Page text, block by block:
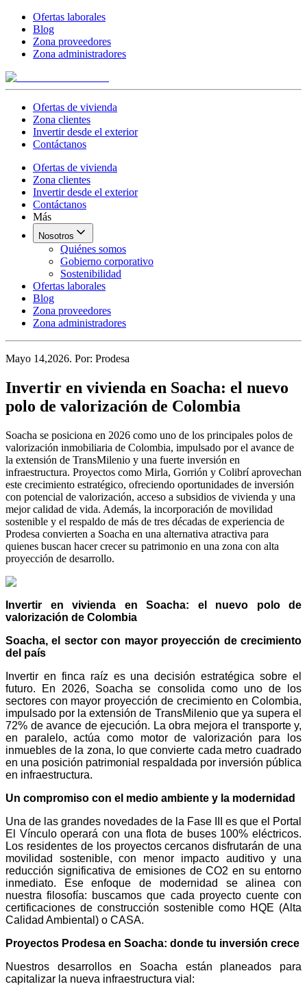
Ofertas laborales
Blog
Zona proveedores
Zona administradores
Ofertas de vivienda
Zona clientes
Invertir desde el exterior
Contáctanos
Ofertas de vivienda
Zona clientes
Invertir desde el exterior
Contáctanos
Más
Nosotros
Quiénes somos
Gobierno corporativo
Sostenibilidad
Ofertas laborales
Blog
Zona proveedores
Zona administradores
Mayo 14,2026. Por: Prodesa
Invertir en vivienda en Soacha: el nuevo
polo de valorización de Colombia
Soacha se posiciona en 2026 como uno de los principales polos de
valorización inmobiliaria de Colombia, impulsado por el avance de
la extensión de TransMilenio y una fuerte inversión en
infraestructura. Proyectos como Mirla, Gorrión y Colibrí aprovechan
este crecimiento estratégico, ofreciendo oportunidades de inversión
con potencial de valorización, acceso a subsidios de vivienda y una
mejor calidad de vida. Además, la incorporación de movilidad
sostenible y el respaldo de más de tres décadas de experiencia de
Prodesa convierten a Soacha en una alternativa atractiva para
quienes buscan hacer crecer su patrimonio en una zona con alta
proyección de desarrollo.
Invertir en vivienda en Soacha: el nuevo polo de
valorización de Colombia
Soacha, el sector con mayor proyección de crecimiento
del país
Invertir en finca raíz es una decisión estratégica sobre el
futuro. En 2026, Soacha se consolida como uno de los
sectores con mayor proyección de crecimiento en Colombia,
impulsado por la extensión de TransMilenio que ya supera el
72% de avance de ejecución. La obra mejora el transporte y,
en paralelo, actúa como motor de valorización para los
inmuebles de la zona, lo que convierte cada metro cuadrado
en una posición patrimonial respaldada por inversión pública
en infraestructura.
Un compromiso con el medio ambiente y la modernidad
Una de las grandes novedades de la Fase III es que el Portal
El Vínculo operará con una flota de buses 100% eléctricos.
Los residentes de los proyectos cercanos disfrutarán de una
movilidad sostenible, con menor impacto auditivo y una
reducción significativa de emisiones de CO2 en su entorno
inmediato. Ese enfoque de modernidad se alinea con
nuestra filosofía: buscamos que cada proyecto cuente con
certificaciones de construcción sostenible como HQE (Alta
Calidad Ambiental) o CASA.
Proyectos Prodesa en Soacha: donde tu inversión crece
Nuestros desarrollos en Soacha están planeados para
capitalizar la nueva infraestructura vial: